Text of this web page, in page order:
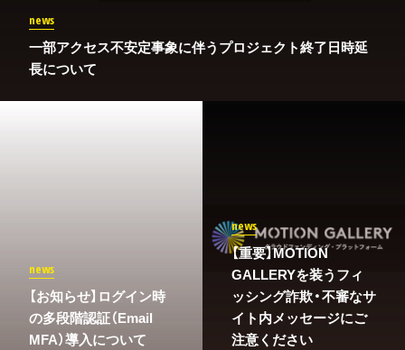
news
一部アクセス不安定事象に伴うプロジェクト終了日時延
長について
news
​【お知らせ】ログイン時
の多段階認証（Email
MFA）導入について
news
【重要】MOTION
GALLERYを装うフィ
ッシング詐欺・不審なサ
イト内メッセージにご
注意ください